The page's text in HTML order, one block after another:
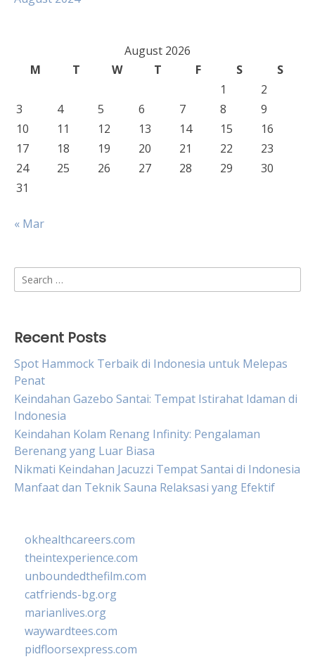
August 2026
M
T W T F S
S
1
2
3
4 5 6 7 8
9
10
11 12 13 14 15
16
17
18 19 20 21 22
23
24
25 26 27 28 29
30
31
« Mar
Search
for:
Recent Posts
Spot Hammock Terbaik di Indonesia untuk Melepas
Penat
Keindahan Gazebo Santai: Tempat Istirahat Idaman di
Indonesia
Keindahan Kolam Renang Infinity: Pengalaman
Berenang yang Luar Biasa
Nikmati Keindahan Jacuzzi Tempat Santai di Indonesia
Manfaat dan Teknik Sauna Relaksasi yang Efektif
okhealthcareers.com
theintexperience.com
unboundedthefilm.com
catfriends-bg.org
marianlives.org
waywardtees.com
pidfloorsexpress.com